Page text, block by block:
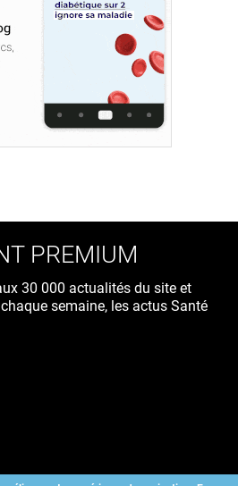
PREMIUM
30 000 actualités du site et
semaine, les actus Santé